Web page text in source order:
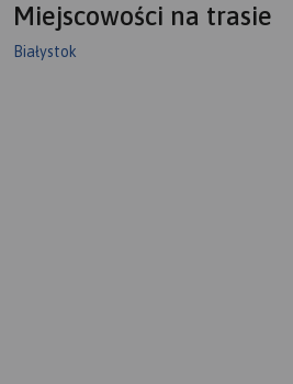
Miejscowości na trasie
Białystok